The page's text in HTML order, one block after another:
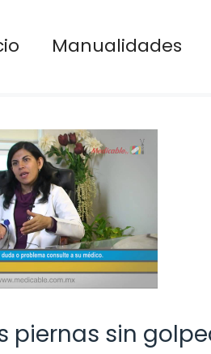
Manualidades
piernas sin